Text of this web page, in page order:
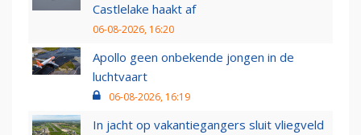
Castlelake haakt af
06-08-2026, 16:20
Apollo geen onbekende jongen in de
luchtvaart
06-08-2026, 16:19
In jacht op vakantiegangers sluit vliegveld